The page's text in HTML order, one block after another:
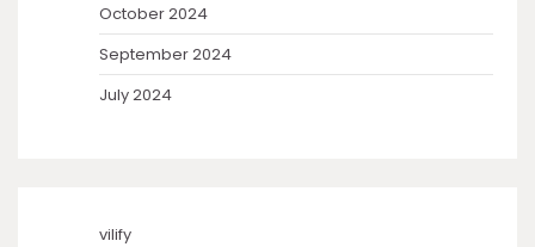
October 2024
September 2024
July 2024
vilify